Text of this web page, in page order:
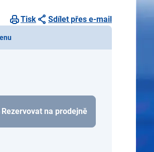
Tisk Sdílet přes e-mail
Rezervovat na prodejně